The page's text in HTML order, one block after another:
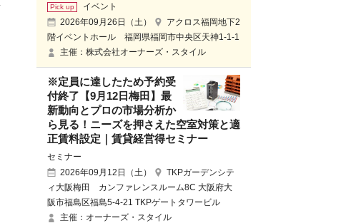
イベント
2026年09月26日（土）
アクロス福岡地下2
階イベントホール 福岡県福岡市中央区天神1-1-1
主催：株式会社オーナーズ・スタイル
※定員に達したため予約受
付終了【9月12日梅田】最
新動向とプロの市場分析か
ら見る！ニーズを押さえた空室対策と適
正賃料設定｜賃貸経営得セミナー
セミナー
2026年09月12日（土）
TKPガーデンシテ
ィ大阪梅田 カンファレンスルーム8C 大阪府大
阪市福島区福島5-4-21 TKPゲートタワービル
主催：オーナーズ・スタイル